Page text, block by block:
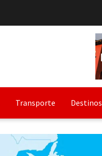
Transporte Destinos